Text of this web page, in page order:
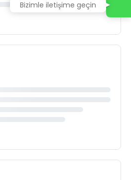
Bizimle iletişime geçin